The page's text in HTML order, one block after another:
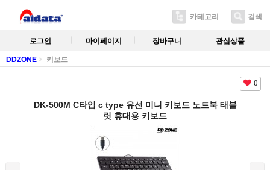
카테고리 검색
로그인 마이페이지 장바구니 관심상품
DDZONE 키보드
0
DK-500M C타입 c type 유선 미니 키보드 노트북 태블
릿 휴대용 키보드